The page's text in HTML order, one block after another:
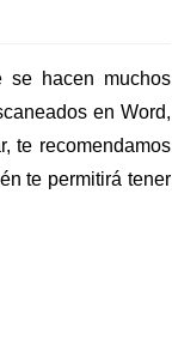
se hacen muchos
en Word,
te recomendamos
te permitirá tener